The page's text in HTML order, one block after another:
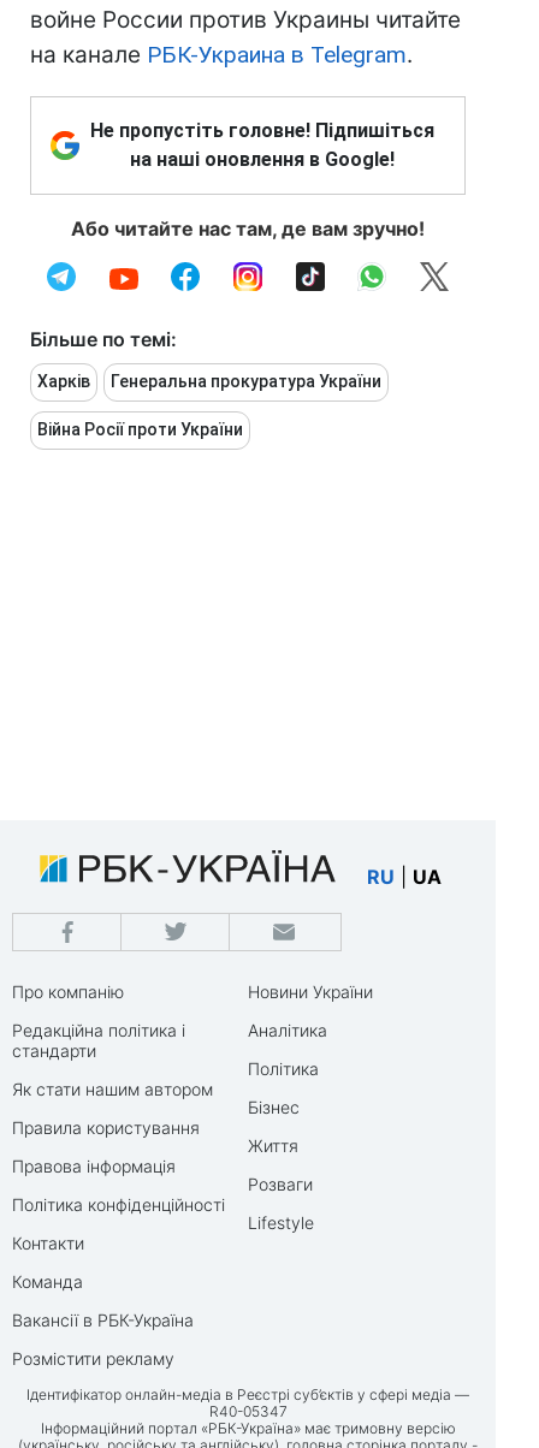
войне России против Украины читайте
на канале РБК-Украина в Telegram.
Не пропустіть головне! Підпишіться
на наші оновлення в Google!
Або читайте нас там, де вам зручно!
Більше по темі:
Харків Генеральна прокуратура України
Війна Росії проти України
RU UA
Про компанію
Редакційна політика і
стандарти
Як стати нашим автором
Правила користування
Правова інформація
Політика конфіденційності
Контакти
Команда
Вакансії в РБК-Україна
Розмістити рекламу
Новини України
Аналітика
Політика
Бізнес
Життя
Розваги
Lifestyle
Ідентифікатор онлайн-медіа в Реєстрі суб’єктів у сфері медіа —
R40-05347
Інформаційний портал «РБК-Україна» має тримовну версію